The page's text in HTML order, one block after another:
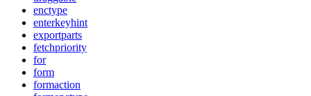
enctype
enterkeyhint
exportparts
fetchpriority
for
form
formaction